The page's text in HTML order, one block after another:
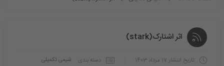
اثر اشتارک(stark)
تاریخ انتشار 17 مرداد 1403 دسته بندی شیمی تکمیلی